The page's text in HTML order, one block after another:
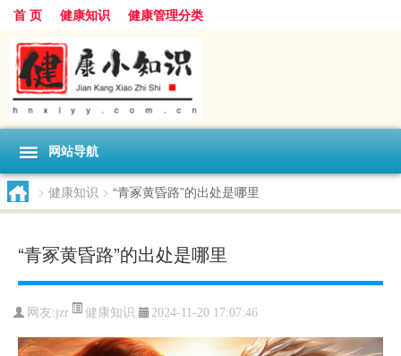
首 页 健康知识 健康管理分类
网站导航
> 健康知识 > “青冢黄昏路”的出处是哪里
“青冢黄昏路”的出处是哪里
网友:jzr 健康知识 2024-11-20 17:07:46